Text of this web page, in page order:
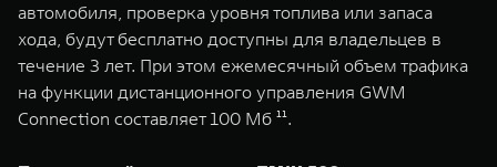
автомобиля, проверка уровня топлива или запаса
хода, будут бесплатно доступны для владельцев в
течение 3 лет. При этом ежемесячный объем трафика
на функции дистанционного управления GWM
Connection составляет 100 Мб ¹¹.